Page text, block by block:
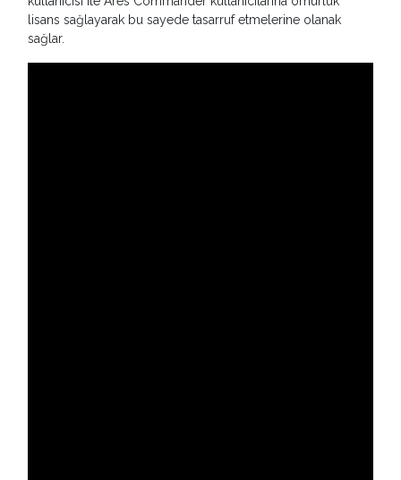
lisans sağlayarak bu sayede tasarruf etmelerine olanak
sağlar.